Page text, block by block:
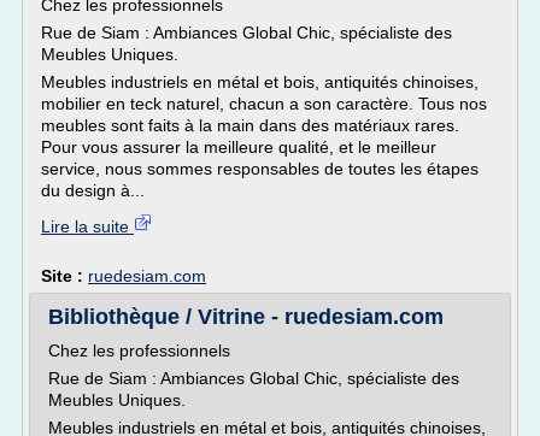
Chez les professionnels
Rue de Siam : Ambiances Global Chic, spécialiste des
Meubles Uniques.
Meubles industriels en métal et bois, antiquités chinoises,
mobilier en teck naturel, chacun a son caractère. Tous nos
meubles sont faits à la main dans des matériaux rares.
Pour vous assurer la meilleure qualité, et le meilleur
service, nous sommes responsables de toutes les étapes
du design à...
Lire la suite
Site : ruedesiam.com
Bibliothèque / Vitrine - ruedesiam.com
Chez les professionnels
Rue de Siam : Ambiances Global Chic, spécialiste des
Meubles Uniques.
Meubles industriels en métal et bois, antiquités chinoises,